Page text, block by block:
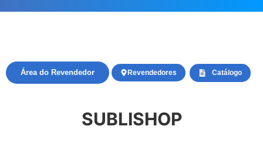
Catálogo
Revendedores
Área do Revendedor
SUBLISHOP